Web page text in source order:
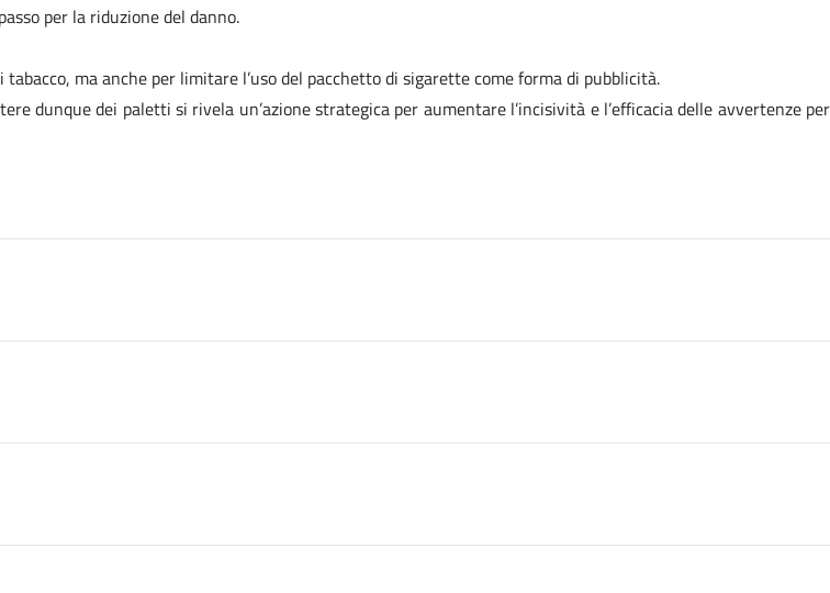
per la riduzione del danno.
ma anche per limitare l’uso del pacchetto di sigarette come forma di pubblicità.
dunque dei paletti si rivela un’azione strategica per aumentare l’incisività e l’efficacia delle avvertenze per